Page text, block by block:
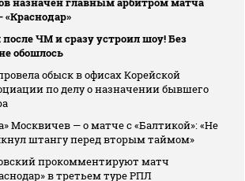
«Краснодар»
ЧМ и сразу устроил шоу! Без
обошлось
обыск в офисах Корейской
по делу о назначении бывшего
Москвичев — о матче с «Балтикой»: «Не
штангу перед вторым таймом»
прокомментируют матч
в третьем туре РПЛ